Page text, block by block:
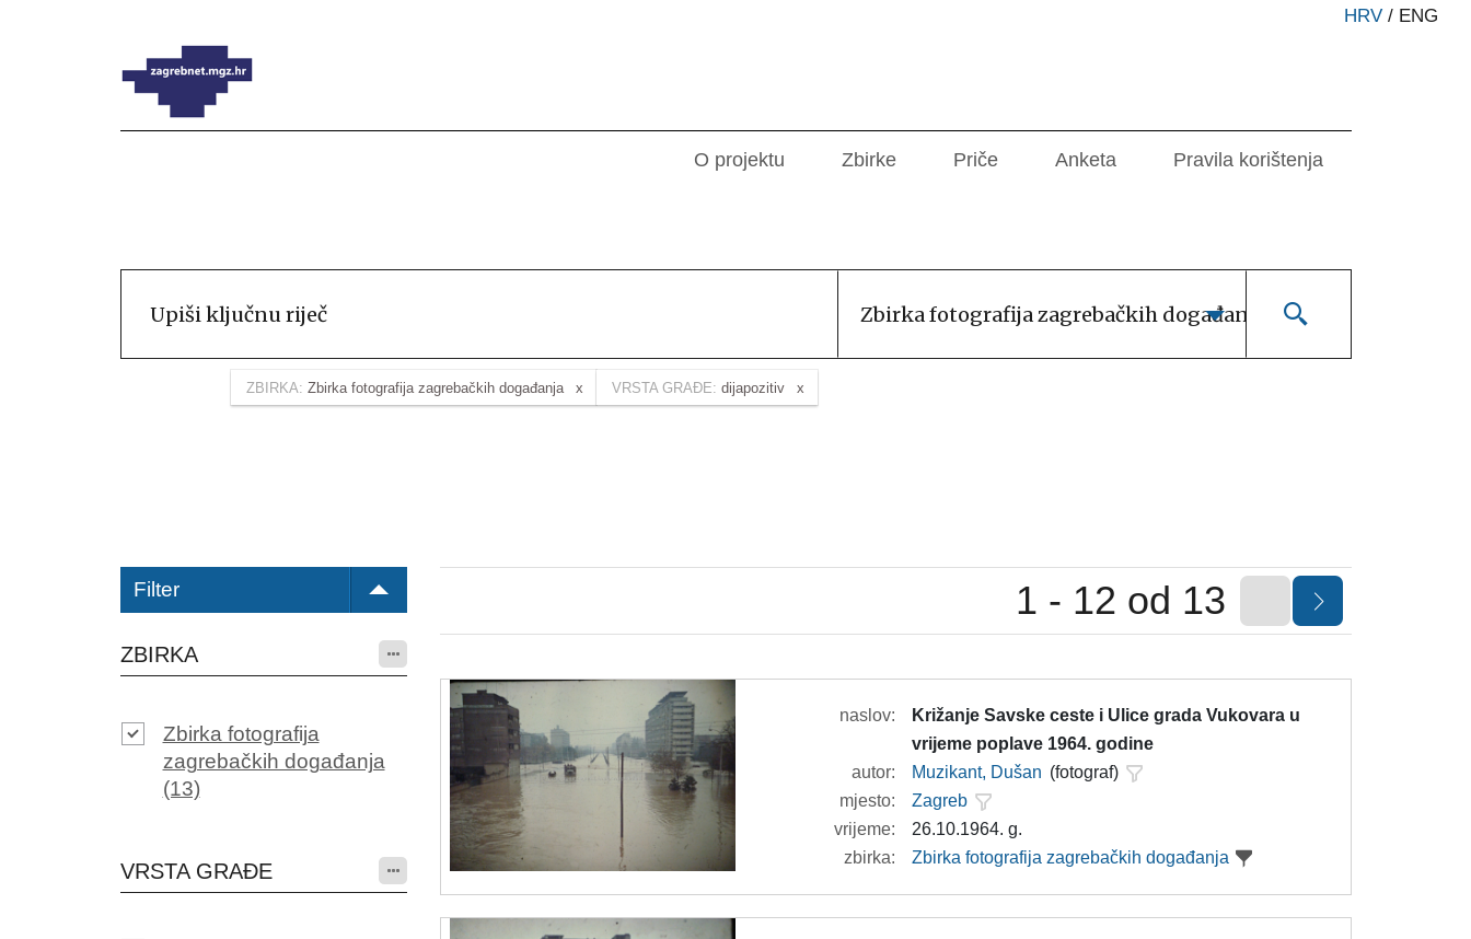
HRV / ENG
O projektu Zbirke Priče Anketa Pravila korištenja
Zbirka fotografija zagrebačkih događanja
ZBIRKA: Zbirka fotografija zagrebačkih događanja VRSTA GRAĐE: dijapozitiv
Filter
ZBIRKA
Zbirka fotografija
zagrebačkih događanja
(13)
VRSTA GRAĐE
1 - 12 od 13
naslov:
Križanje Savske ceste i Ulice grada Vukovara u
vrijeme poplave 1964. godine
autor:
Muzikant, Dušan (fotograf)
mjesto:
Zagreb
vrijeme:
26.10.1964. g.
zbirka:
Zbirka fotografija zagrebačkih događanja